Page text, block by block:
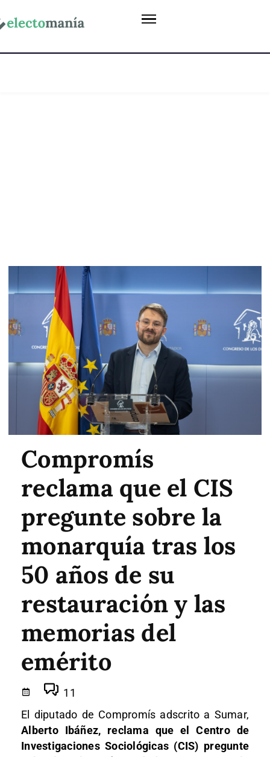
Compromís
reclama que el CIS
pregunte sobre la
monarquía tras los
50 años de su
restauración y las
memorias del
emérito
11
El diputado de Compromís adscrito a Sumar,
Alberto Ibáñez, reclama que el Centro de
Investigaciones Sociológicas (CIS) pregunte